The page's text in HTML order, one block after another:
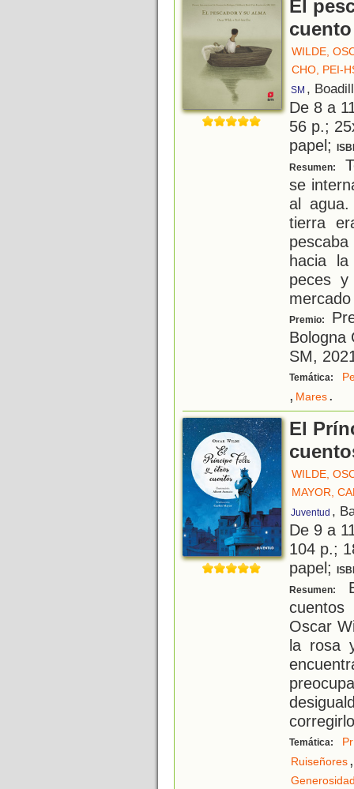
El
WILDE,
CHO, PEI-
SM ,
De 8 a
56 p.;
papel;
Resumen:
se
al
tierra
hacia
peces
Premio:
Bologna
SM,
Temática:
, Mares.
El
WILDE,
MAYOR,
Juventud ,
De 9 a
104 p.;
papel;
Resumen:
cuentos
Oscar
la rosa
Temática:
Ruiseñores,